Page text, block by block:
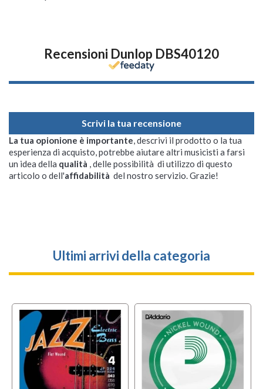
Recensioni Dunlop DBS40120
Scrivi la tua recensione
La tua opionione è importante, descrivi il prodotto o la tua
esperienza di acquisto, potrebbe aiutare altri musicisti a farsi
un idea della qualità , delle possibilità di utilizzo di questo
articolo o dell'affidabilità del nostro servizio. Grazie!
Ultimi arrivi della categoria